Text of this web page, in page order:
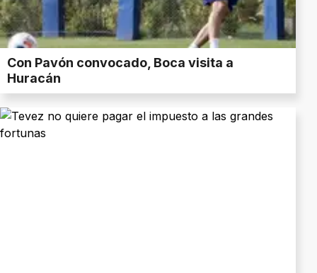
Con Pavón convocado, Boca visita a
Huracán